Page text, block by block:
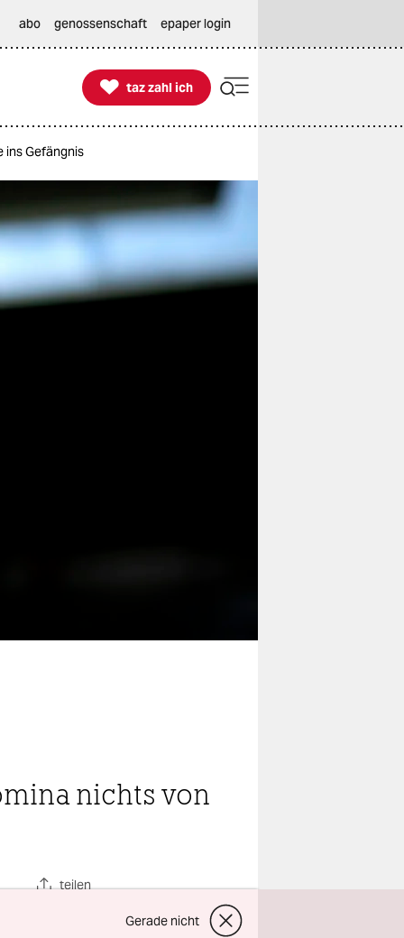
abo genossenschaft epaper login

taz zahl ich
taz zahl ich
ins Gefängnis
nichts von
teilen
Gerade nicht